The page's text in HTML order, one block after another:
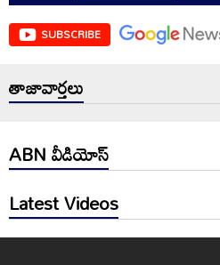
SUBSCRIBE
తాజావార్తలు
ABN వీడియోస్
Latest Videos